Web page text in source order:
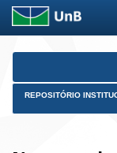
Skip
REPOSITÓRIO